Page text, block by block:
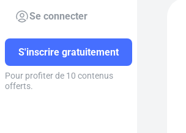
Se connecter
S'inscrire gratuitement
Pour profiter de 10 contenus
offerts.